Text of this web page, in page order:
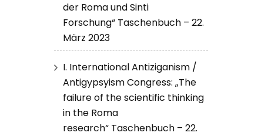
der Roma und Sinti
Forschung“ Taschenbuch – 22.
März 2023
I. International Antiziganism /
Antigypsyism Congress: „The
failure of the scientific thinking
in the Roma
research“ Taschenbuch – 22.